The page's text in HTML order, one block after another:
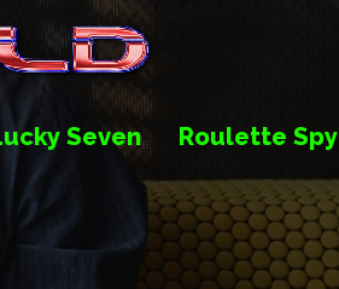
Seven Roulette Spy